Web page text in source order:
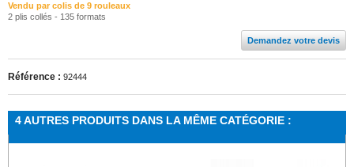
Vendu par colis de 9 rouleaux
2 plis collés - 135 formats
Demandez votre devis
Référence : 92444
4 AUTRES PRODUITS DANS LA MÊME CATÉGORIE :